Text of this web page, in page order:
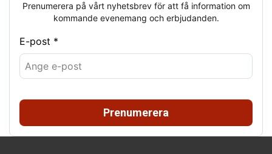
Prenumerera på vårt nyhetsbrev för att få information om
kommande evenemang och erbjudanden.
E-post *
Prenumerera